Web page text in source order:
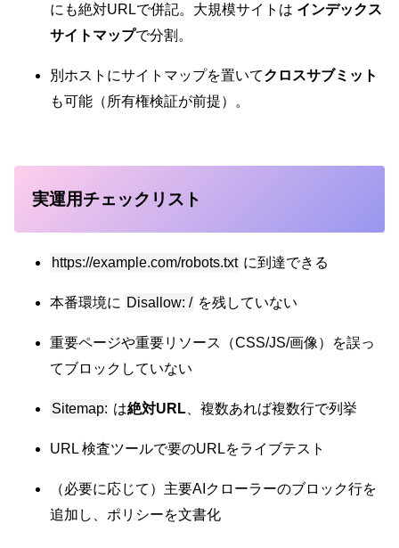
にも絶対URLで併記。大規模サイトは インデックス
サイトマップで分割。
別ホストにサイトマップを置いてクロスサブミット
も可能（所有権検証が前提）。
実運用チェックリスト
https://example.com/robots.txt に到達できる
本番環境に Disallow: / を残していない
重要ページや重要リソース（CSS/JS/画像）を誤っ
てブロックしていない
Sitemap: は絶対URL 、複数あれば複数行で列挙
URL 検査ツールで要のURLをライブテスト
（必要に応じて）主要AIクローラーのブロック行を
追加し、ポリシーを文書化